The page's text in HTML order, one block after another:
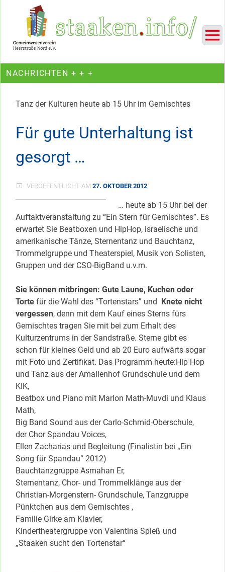
Ein Projekt des Gemeinwesenvereins Heerstraße Nord
NACHRICHTEN + + +
Tanz der Kulturen heute ab 15 Uhr im Gemischtes
Für gute Unterhaltung ist
gesorgt …
VERÖFFENTLICHT AM 27. OKTOBER 2012
… heute ab 15 Uhr bei der
Auftaktveranstaltung zu “Ein Stern für Gemischtes”. Es
erwartet Sie Beatboxen und HipHop, israelische und
amerikanische Tänze, Sternentanz und Bauchtanz,
Trommelgruppe und Theaterspiel, Musik von Solisten,
Gruppen und der CSO-BigBand u.v.m.
Sie können mitbringen: Gute Laune, Kuchen oder
Torte für die Wahl des “Tortenstars” und
Knete nicht
vergessen, denn mit dem Kauf eines Sterns fürs
Gemischtes tragen Sie mit bei zum Erhalt des
Kulturzentrums in der Sandstraße. Sterne gibt es
schon für kleines Geld und ab 20 Euro aufwärts sogar
mit Foto und Zertifikat. Das Programm heute:Hip Hop
und Tanz aus der Amalienhof Grundschule und dem
KIK,
Beatbox und Piano mit Marlon Math-Muvdi und Klaus
Math,
Big Band Sound aus der Carlo-Schmid-Oberschule,
der Chor Spandau Voices,
Ellen Zacharias und Begleitung (Finalistin bei „Ein
Song für Spandau“ 2012)
Bauchtanzgruppe Asmahan Er,
Sternentanz, Chor- und Trommelklänge aus der
Christian-Morgenstern- Grundschule, Tanzgruppe
Pünktchen aus dem Gemischtes ,
Familie Girke am Klavier,
Kindertheatergruppe von Valentina Spieß und
„Staaken sucht den Tortenstar“